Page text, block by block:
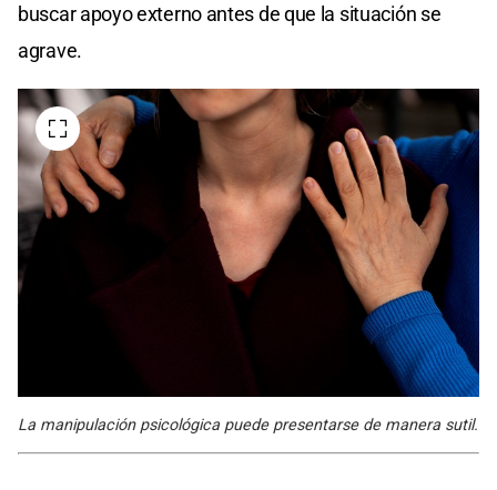
buscar apoyo externo antes de que la situación se
agrave.
La manipulación psicológica puede presentarse de manera sutil.